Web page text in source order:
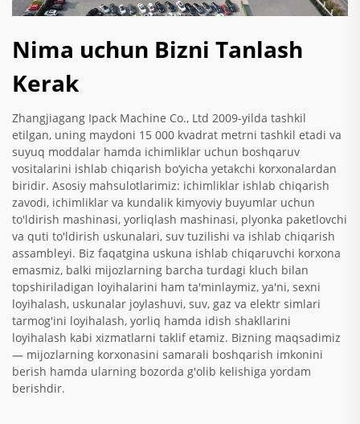
Nima uchun Bizni Tanlash
Kerak
Zhangjiagang Ipack Machine Co., Ltd 2009-yilda tashkil
etilgan, uning maydoni 15 000 kvadrat metrni tashkil etadi va
suyuq moddalar hamda ichimliklar uchun boshqaruv
vositalarini ishlab chiqarish bo‘yicha yetakchi korxonalardan
biridir. Asosiy mahsulotlarimiz: ichimliklar ishlab chiqarish
zavodi, ichimliklar va kundalik kimyoviy buyumlar uchun
to'ldirish mashinasi, yorliqlash mashinasi, plyonka paketlovchi
va quti to'ldirish uskunalari, suv tuzilishi va ishlab chiqarish
assambleyi. Biz faqatgina uskuna ishlab chiqaruvchi korxona
emasmiz, balki mijozlarning barcha turdagi kluch bilan
topshiriladigan loyihalarini ham ta'minlaymiz, ya'ni, sexni
loyihalash, uskunalar joylashuvi, suv, gaz va elektr simlari
tarmog'ini loyihalash, yorliq hamda idish shakllarini
loyihalash kabi xizmatlarni taklif etamiz. Bizning maqsadimiz
— mijozlarning korxonasini samarali boshqarish imkonini
berish hamda ularning bozorda g'olib kelishiga yordam
berishdir.